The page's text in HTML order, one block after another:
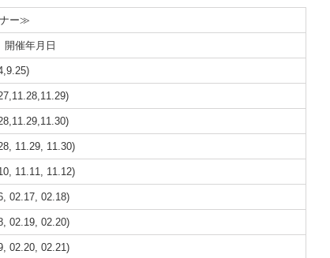
ー≫
年月日
11.29, 11.30)
11.11, 11.12)
02.17, 02.18)
02.19, 02.20)
02.20, 02.21)